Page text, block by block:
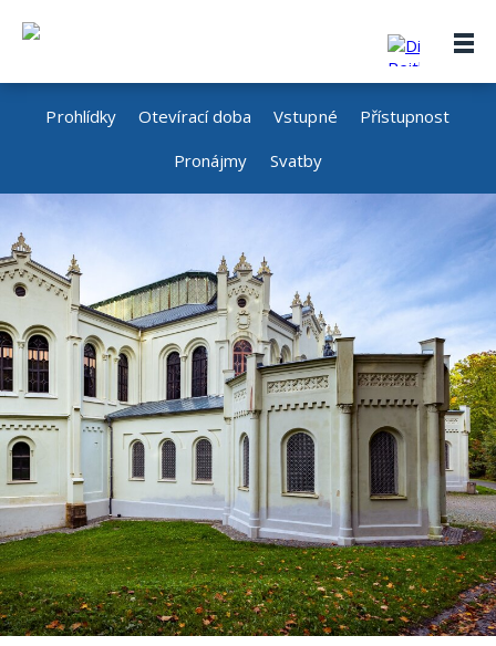
Prohlídky Otevírací doba Vstupné
Přístupnost
Pronájmy
Svatby